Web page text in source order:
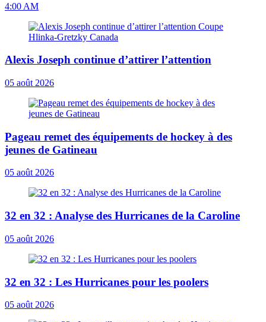
4:00 AM
Alexis Joseph continue d’attirer l’attention
05 août 2026
Pageau remet des équipements de hockey à des
jeunes de Gatineau
05 août 2026
32 en 32 : Analyse des Hurricanes de la Caroline
05 août 2026
32 en 32 : Les Hurricanes pour les poolers
05 août 2026